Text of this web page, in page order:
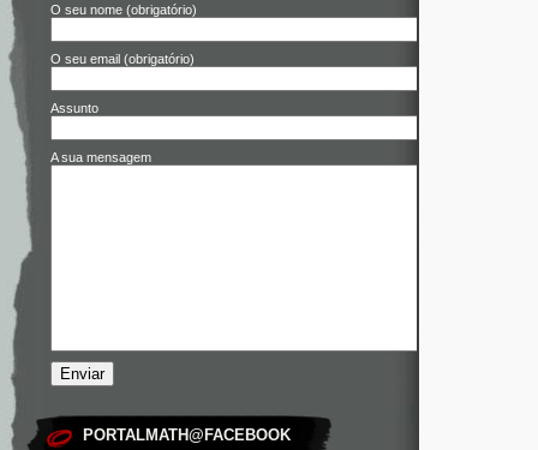
O seu nome (obrigatório)
O seu email (obrigatório)
Assunto
A sua mensagem
PORTALMATH@FACEBOOK